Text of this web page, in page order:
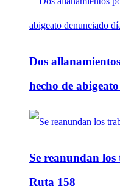
Dos
hecho de
Se reanundan
Ruta 158